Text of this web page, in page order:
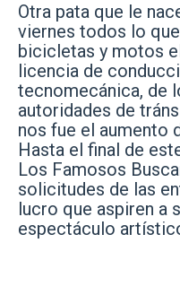
Otra pata que le
viernes todos lo
bicicletas y motos
licencia de
tecnomecánica, de
autoridades de
nos fue el aumento
Hasta el final de
Los Famosos
solicitudes de las
lucro que aspiren a
espectáculo